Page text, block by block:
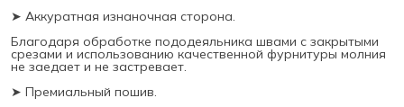
➤ Аккуратная изнаночная сторона.
Благодаря обработке пододеяльника швами с закрытыми
срезами и использованию качественной фурнитуры молния
не заедает и не застревает.
➤ Премиальный пошив.